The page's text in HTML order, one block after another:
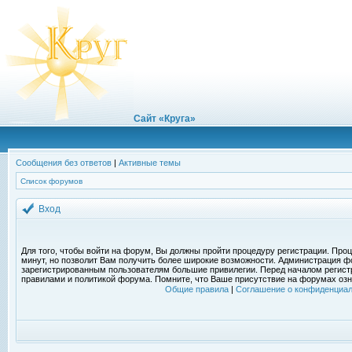
Сайт «Круга»
Сообщения без ответов | Активные темы
Список форумов
Вход
Для того, чтобы войти на форум, Вы должны пройти процедуру регистрации.
минут, но позволит Вам получить более широкие возможности. Администрация
зарегистрированным пользователям большие привилегии. Перед началом
правилами и политикой форума. Помните, что Ваше присутствие на форумах
Общие правила| Соглашение о